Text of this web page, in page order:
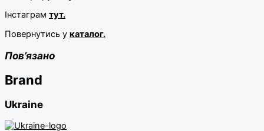
Інстаграм тут.
Повернутись у каталог.
Пов’язано
Brand
Ukraine